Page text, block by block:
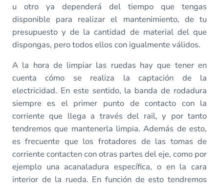
u otro ya dependerá del tiempo que tengas
disponible para realizar el mantenimiento, de tu
presupuesto y de la cantidad de material del que
dispongas, pero todos ellos con igualmente válidos.
A la hora de limpiar las ruedas hay que tener en
cuenta cómo se realiza la captación de la
electricidad. En este sentido, la banda de rodadura
siempre es el primer punto de contacto con la
corriente que llega a través del rail, y por tanto
tendremos que mantenerla limpia. Además de esto,
es frecuente que los frotadores de las tomas de
corriente contacten con otras partes del eje, como por
ejemplo una acanaladura específica, o en la cara
interior de la rueda. En función de esto tendremos